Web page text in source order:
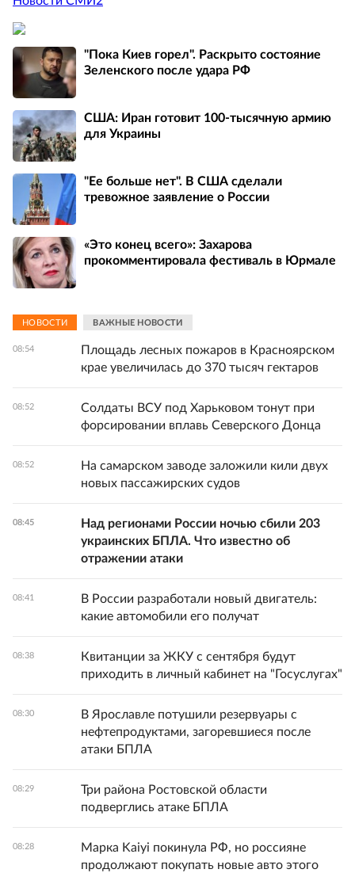
"Пока Киев горел". Раскрыто состояние
Зеленского после удара РФ
США: Иран готовит 100-тысячную армию
для Украины
"Ее больше нет". В США сделали
тревожное заявление о России
«Это конец всего»: Захарова
прокомментировала фестиваль в Юрмале
НОВОСТИ ВАЖНЫЕ НОВОСТИ
08:54
Площадь лесных пожаров в Красноярском
крае увеличилась до 370 тысяч гектаров
08:52
Солдаты ВСУ под Харьковом тонут при
форсировании вплавь Северского Донца
08:52
На самарском заводе заложили кили двух
новых пассажирских судов
08:45
Над регионами России ночью сбили 203
украинских БПЛА. Что известно об
отражении атаки
08:41
В России разработали новый двигатель:
какие автомобили его получат
08:38
Квитанции за ЖКУ с сентября будут
приходить в личный кабинет на "Госуслугах"
08:30
В Ярославле потушили резервуары с
нефтепродуктами, загоревшиеся после
атаки БПЛА
08:29
Три района Ростовской области
подверглись атаке БПЛА
08:28
Марка Kaiyi покинула РФ, но россияне
продолжают покупать новые авто этого